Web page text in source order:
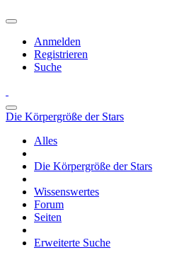
Anmelden
Registrieren
Suche
Die Körpergröße der Stars
Alles
Die Körpergröße der Stars
Wissenswertes
Forum
Seiten
Erweiterte Suche